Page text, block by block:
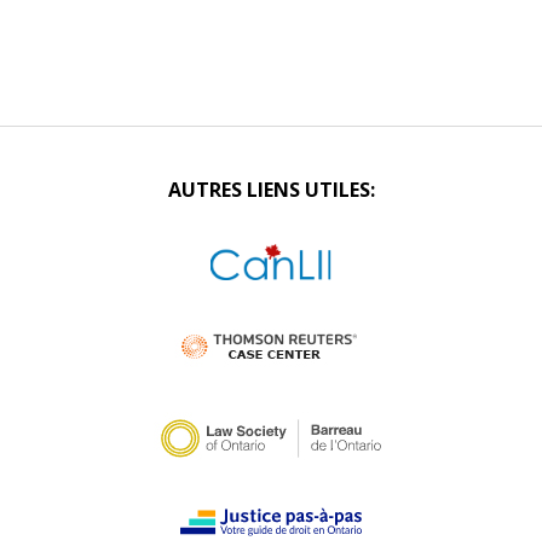
AUTRES LIENS UTILES: